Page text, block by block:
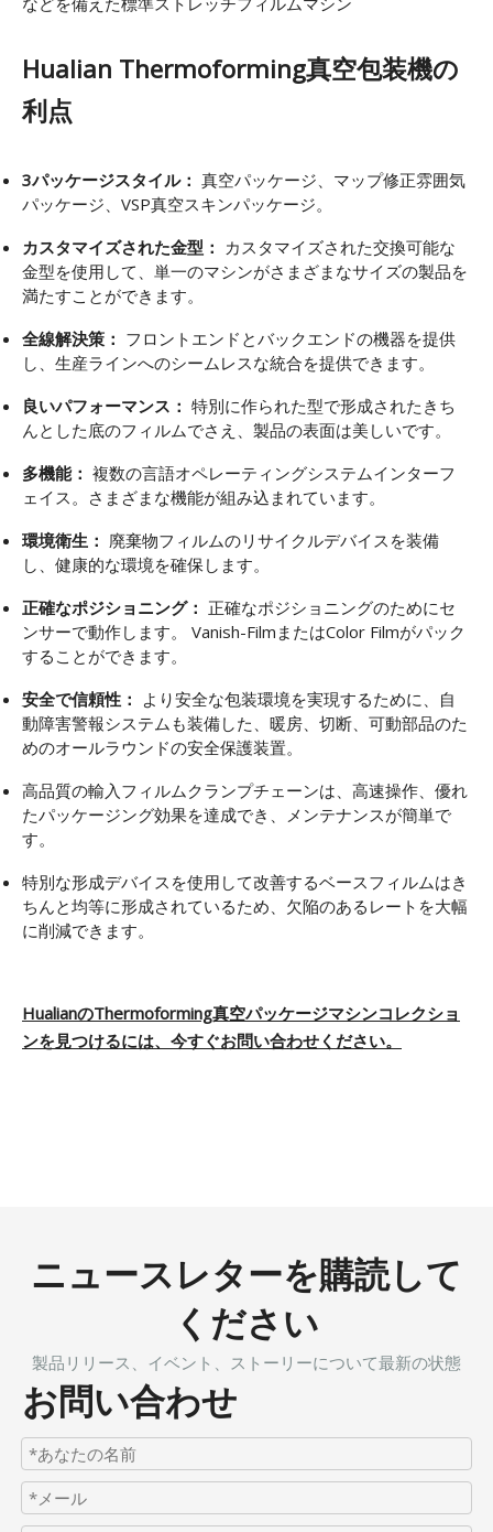
Hualian Thermoforming真空包装機の
利点
3パッケージスタイル： 真空パッケージ、マップ修正雰囲気
パッケージ、VSP真空スキンパッケージ。
カスタマイズされた金型： カスタマイズされた交換可能な
金型を使用して、単一のマシンがさまざまなサイズの製品を
満たすことができます。
全線解決策： フロントエンドとバックエンドの機器を提供
し、生産ラインへのシームレスな統合を提供できます。
良いパフォーマンス： 特別に作られた型で形成されたきち
んとした底のフィルムでさえ、製品の表面は美しいです。
多機能： 複数の言語オペレーティングシステムインターフ
ェイス。さまざまな機能が組み込まれています。
環境衛生： 廃棄物フィルムのリサイクルデバイスを装備
し、健康的な環境を確保します。
正確なポジショニング： 正確なポジショニングのためにセ
ンサーで動作します。 Vanish-FilmまたはColor Filmがパック
することができます。
安全で信頼性： より安全な包装環境を実現するために、自
動障害警報システムも装備した、暖房、切断、可動部品のた
めのオールラウンドの安全保護装置。
高品質の輸入フィルムクランプチェーンは、高速操作、優れ
たパッケージング効果を達成でき、メンテナンスが簡単で
す。
特別な形成デバイスを使用して改善するベースフィルムはき
ちんと均等に形成されているため、欠陥のあるレートを大幅
に削減できます。
HualianのThermoforming真空パッケージマシンコレクショ
ンを見つけるには、今すぐお問い合わせください。
ニュースレターを購読して
ください
製品リリース、イベント、ストーリーについて最新の状態
お問い合わせ